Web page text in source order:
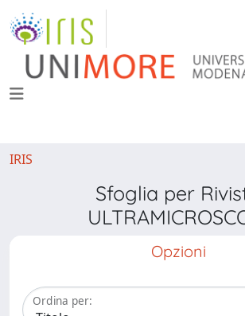
IRIS
Sfoglia per
Opzioni
Ordina per: